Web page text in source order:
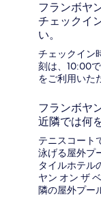
フランボヤ
チェックイ
い。
チェックイン
刻は、10:00
をご利用いた
フランボヤ
近隣では何
テニスコート
泳げる屋外プ
タイルホテル
ヤン オン ザ
隣の屋外プー